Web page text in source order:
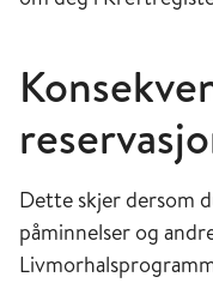
Dette skjer dersom
påminnelser og